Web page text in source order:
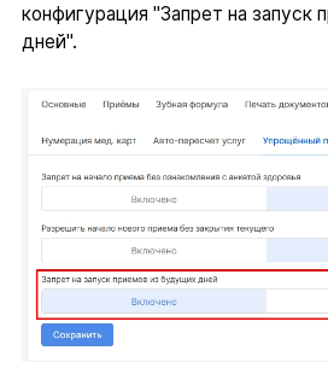
конфигурация "Запрет на запуск
дней".